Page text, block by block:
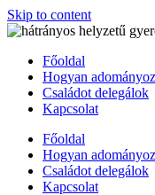
Skip to content
Főoldal
Hogyan
Családot delegálok
Kapcsolat
Főoldal
Hogyan
Családot delegálok
Kapcsolat